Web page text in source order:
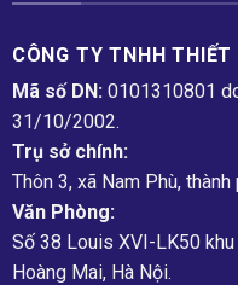
CÔNG TY TNHH THIẾT
Mã số DN: 0101310801
31/10/2002.
Trụ sở chính:
Thôn 3, xã Nam Phù, thành
Văn Phòng:
Số 38 Louis XVI-LK50
Hoàng Mai, Hà Nội.